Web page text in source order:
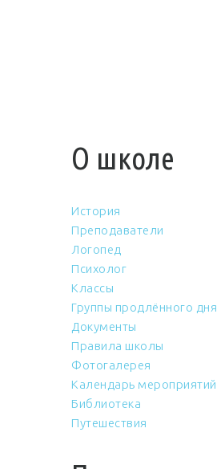
О школе
История
Преподаватели
Логопед
Психолог
Классы
Группы продлённого дня
Документы
Правила школы
Фотогалерея
Календарь мероприятий
Библиотека
Путешествия